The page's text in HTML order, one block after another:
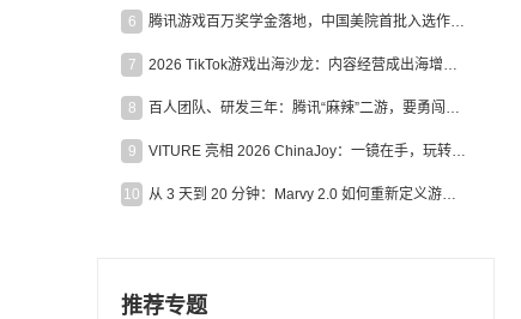
6 腾讯游戏百万奖学金落地，中国美院首批入选作品获业内关注
7 2026 TikTok游戏出海沙龙：内容经营成出海增长新引擎
8 百人团队、研发三年：腾讯“麻辣”二游，要勇闯男性恋爱市场
9 VITURE 亮相 2026 ChinaJoy：一镜在手，玩转全场！
10 从 3 天到 20 分钟：Marvy 2.0 如何重新定义游戏出海营销效率？
推荐专题